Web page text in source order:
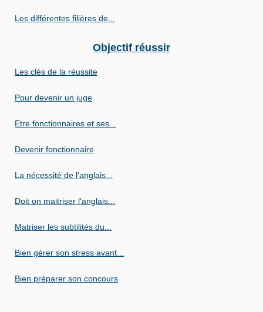
Les différentes filières de...
Objectif réussir
Les clés de la réussite
Pour devenir un juge
Etre fonctionnaires et ses...
Devenir fonctionnaire
La nécessité de l'anglais...
Doit on maitriser l'anglais...
Matriser les subtilités du...
Bien gérer son stress avant...
Bien préparer son concours